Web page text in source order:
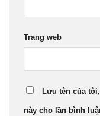
Trang web
Lưu tên của
này cho lần bình